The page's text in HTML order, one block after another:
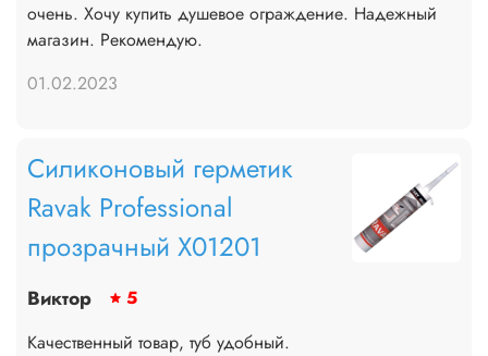
очень. Хочу купить душевое ограждение. Надежный
магазин. Рекомендую.
01.02.2023
Силиконовый герметик
Ravak Professional
прозрачный X01201
Виктор
5
Качественный товар, туб удобный.